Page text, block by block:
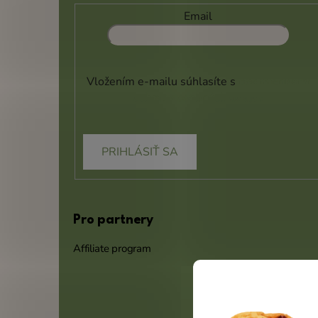
Email
Vložením e-mailu súhlasíte s
PRIHLÁSIŤ SA
Pro partnery
Affiliate program